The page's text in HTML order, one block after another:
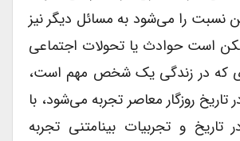
نسبت را می‌شود به مسائل دیگر نیز
است حوادث یا تحولات اجتماعی
که در زندگی یک شخص مهم است،
روزگار معاصر تجربه می‌شود، با
و تجربیات بینامتنی تجربه